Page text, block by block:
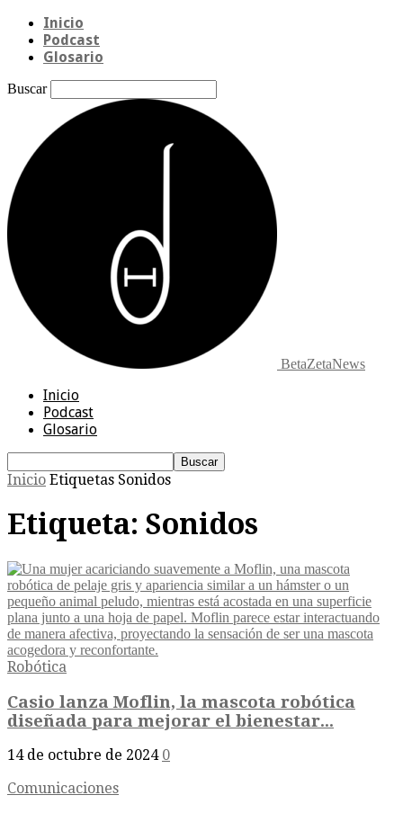
Inicio
Podcast
Glosario
Buscar
BetaZetaNews
Inicio
Podcast
Glosario
Inicio Etiquetas Sonidos
Etiqueta: Sonidos
Robótica
Casio lanza Moflin, la mascota robótica
diseñada para mejorar el bienestar...
14 de octubre de 2024 0
Comunicaciones